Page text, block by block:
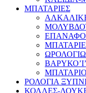
ΜΠΑΤΑΡΙΕΣ
ΡΟΛΟΓΙΑ
ΚΟΛΛΕΣ-